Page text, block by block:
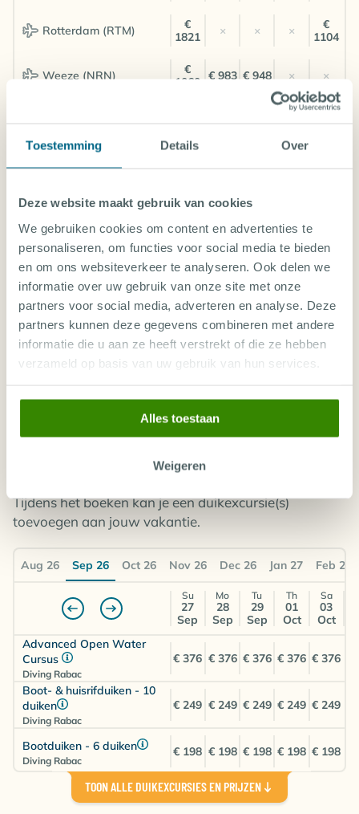
Toestemming Details Over
Deze website maakt gebruik van cookies
We gebruiken cookies om content en advertenties te
personaliseren, om functies voor social media te bieden
en om ons websiteverkeer te analyseren. Ook delen we
informatie over uw gebruik van onze site met onze
partners voor social media, adverteren en analyse. Deze
partners kunnen deze gegevens combineren met andere
informatie die u aan ze heeft verstrekt of die ze hebben
verzameld op basis van uw gebruik van hun services.
Alles toestaan
Weigeren
Rotterdam (RTM)
Weeze (NRN)
€
1821
× × ×
€
1104
€
1060 € 983 € 948 × ×
Zeezicht
Kamer voor 2 personen
Logies & Ontbijt
Dusseldorf (DUS)
Weeze (NRN)
€
×
€ 750 € 686 € 662 × ×
Let op! Door de grote diversiteit van inkoopbronnen van Diving World
tonen de prijslijsten geen real-time beschikbaarheid en prijzen. De prijzen
zijn gebaseerd op de goedkoopste vluchtprijzen en kamers ten tijde van
publicatie en zijn vaak afhankelijk van de dagprijzen van onze partner tour
operators. Indien de goedkoopste vluchten en accommodatietypes niet
boeking definitief maken.
DUIKEXCURSIE PRIJZEN RABAC
Tijdens het boeken kan je een duikexcursie(s)
toevoegen aan jouw vakantie.
Aug 26 Sep 26 Oct 26 Nov 26 Dec 26 Jan 27 Feb 27
Su
27
Sep
Mo
28
Sep
Tu
29
Sep
Th
01
Oct
Sa
03
Oct
Advanced Open Water
Cursus
Diving Rabac
€ 376 € 376 € 376 € 376 € 376
Boot- & huisrifduiken - 10
duiken
Diving Rabac
€ 249 € 249 € 249 € 249 € 249
Bootduiken - 6 duiken
Diving Rabac
€ 198 € 198 € 198 € 198 € 198
Huisrif duiken - 10 duiken
Diving Rabac
€ 169
TOON ALLE DUIKEXCURSIES EN PRIJZEN